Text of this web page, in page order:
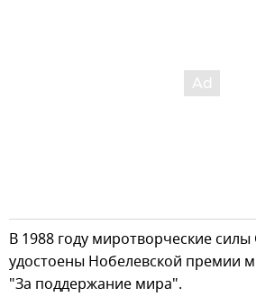
В 1988 году миротворческие
удостоены Нобелевской премии
"За поддержание мира".